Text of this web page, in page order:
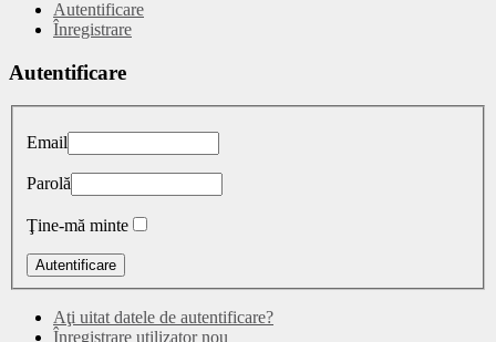
Autentificare
Înregistrare
Autentificare
Email
Parolă
Ţine-mă minte
Aţi uitat datele de autentificare?
Înregistrare utilizator nou